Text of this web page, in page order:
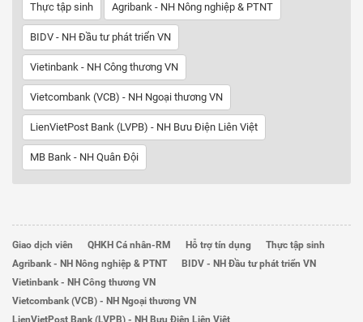
Thực tập sinh Agribank - NH Nông nghiệp & PTNT
BIDV - NH Đầu tư phát triển VN
Vietinbank - NH Công thương VN
Vietcombank (VCB) - NH Ngoại thương VN
LienVietPost Bank (LVPB) - NH Bưu Điện Liên Việt
MB Bank - NH Quân Đội
Giao dịch viên QHKH Cá nhân-RM Hỗ trợ tín dụng
Thực tập sinh
Agribank - NH Nông nghiệp & PTNT
BIDV - NH Đầu tư phát triển VN
Vietinbank - NH Công thương VN
Vietcombank (VCB) - NH Ngoại thương VN
LienVietPost Bank (LVPB) - NH Bưu Điện Liên Việt